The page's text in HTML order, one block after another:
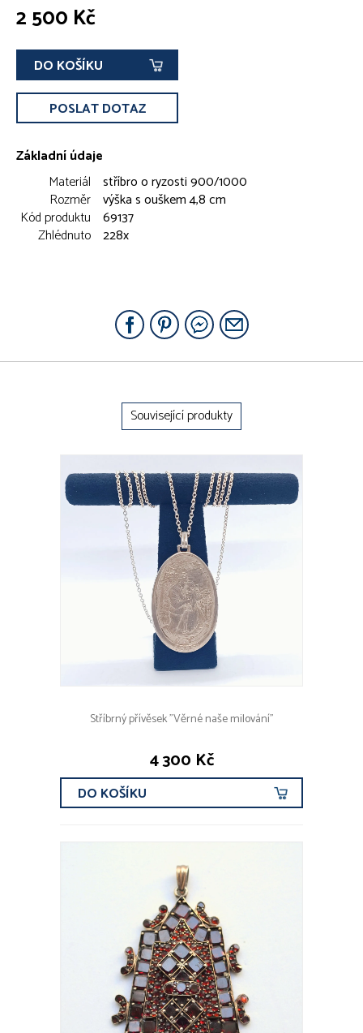
2 500 Kč
DO KOŠÍKU
POSLAT DOTAZ
Základní údaje
Materiál stříbro o ryzosti 900/1000
Rozměr výška s ouškem 4,8 cm
Kód produktu 69137
Zhlédnuto 228x
Související produkty
Stříbrný přívěsek "Věrné naše milování"
4 300 Kč
DO KOŠÍKU